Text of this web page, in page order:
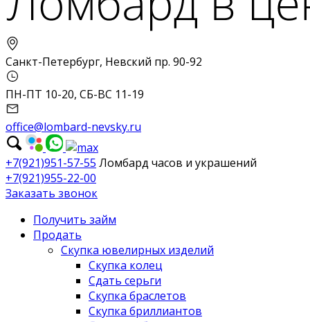
Санкт-Петербург, Невский пр. 90-92
ПН-ПТ 10-20, СБ-ВС 11-19
office@lombard-nevsky.ru
+7(921)951-57-55 Ломбард часов и украшений
+7(921)955-22-00
Заказать звонок
Получить займ
Продать
Скупка ювелирных изделий
Скупка колец
Сдать серьги
Скупка браслетов
Скупка бриллиантов